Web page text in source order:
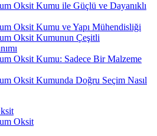
Oksit Kumu ile Güçlü ve Dayanıklı
Oksit Kumu ve Yapı Mühendisliği
Oksit Kumunun Çeşitli
Oksit Kumu: Sadece Bir Malzeme
Oksit Kumunda Doğru Seçim Nasıl
Oksit